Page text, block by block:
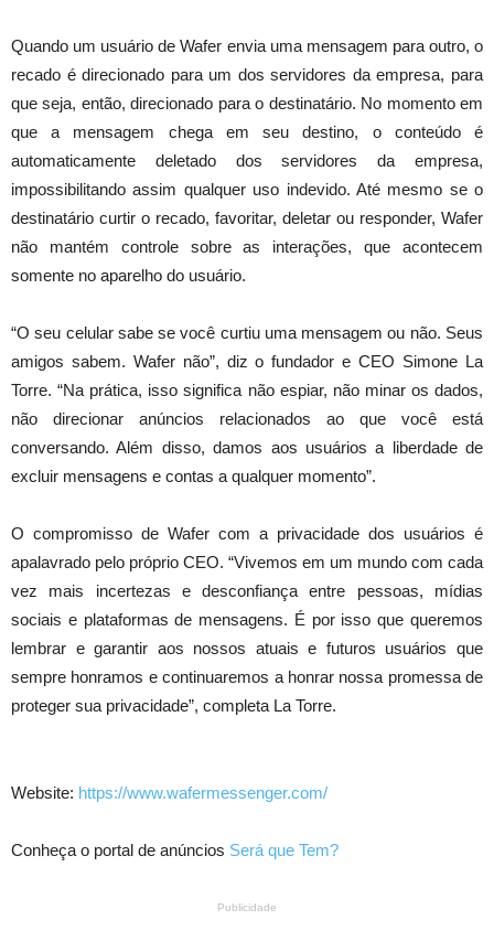
Quando um usuário de Wafer envia uma mensagem para outro, o
recado é direcionado para um dos servidores da empresa, para
que seja, então, direcionado para o destinatário. No momento em
que a mensagem chega em seu destino, o conteúdo é
automaticamente deletado dos servidores da empresa,
impossibilitando assim qualquer uso indevido. Até mesmo se o
destinatário curtir o recado, favoritar, deletar ou responder, Wafer
não mantém controle sobre as interações, que acontecem
somente no aparelho do usuário.
“O seu celular sabe se você curtiu uma mensagem ou não. Seus
amigos sabem. Wafer não”, diz o fundador e CEO Simone La
Torre. “Na prática, isso significa não espiar, não minar os dados,
não direcionar anúncios relacionados ao que você está
conversando. Além disso, damos aos usuários a liberdade de
excluir mensagens e contas a qualquer momento”.
O compromisso de Wafer com a privacidade dos usuários é
apalavrado pelo próprio CEO. “Vivemos em um mundo com cada
vez mais incertezas e desconfiança entre pessoas, mídias
sociais e plataformas de mensagens. É por isso que queremos
lembrar e garantir aos nossos atuais e futuros usuários que
sempre honramos e continuaremos a honrar nossa promessa de
proteger sua privacidade”, completa La Torre.
Website: https://www.wafermessenger.com/
Conheça o portal de anúncios Será que Tem?
Publicidade